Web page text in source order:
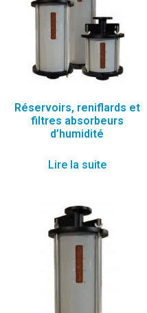
Réservoirs, reniflards et
filtres absorbeurs
d’humidité
Lire la suite